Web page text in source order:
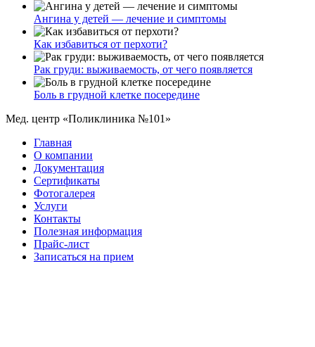
Ангина у детей — лечение и симптомы
Как избавиться от перхоти?
Рак груди: выживаемость, от чего появляется
Боль в грудной клетке посередине
Мед. центр «Поликлиника №101»
Главная
О компании
Документация
Сертификаты
Фотогалерея
Услуги
Контакты
Полезная информация
Прайс-лист
Записаться на прием